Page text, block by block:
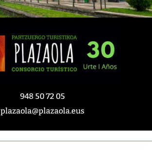
948 50 72 05
plazaola@plazaola.eus